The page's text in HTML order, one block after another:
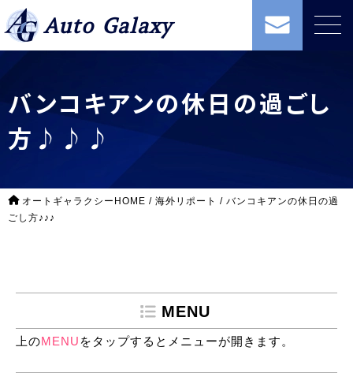
Auto Galaxy
バンコキアンの休日の過ごし
方♪♪♪
オートギャラクシーHOME / 海外リポート / バンコキアンの休日の過
ごし方♪♪♪
MENU
上のMENU をタップするとメニューが開きます。